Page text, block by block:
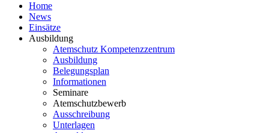
Home
News
Einsätze
Ausbildung
Atemschutz Kompetenzzentrum
Ausbildung
Belegungsplan
Informationen
Seminare
Atemschutzbewerb
Ausschreibung
Unterlagen